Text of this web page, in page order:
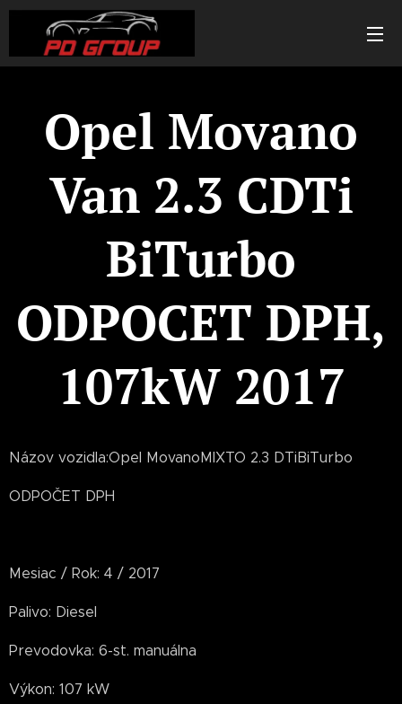
Opel Movano
Van 2.3 CDTi
BiTurbo
ODPOCET DPH,
107kW 2017
Názov vozidla:Opel MovanoMIXTO 2.3 DTiBiTurbo
ODPOČET DPH
Mesiac / Rok: 4 / 2017
Palivo: Diesel
Prevodovka: 6-st. manuálna
Výkon: 107 kW